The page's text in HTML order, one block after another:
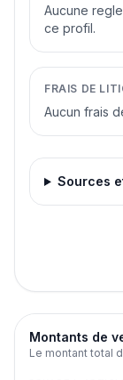
Aucune
ce profil.
FRAIS DE
Aucun frais
Sources
Montants de
Le montant total